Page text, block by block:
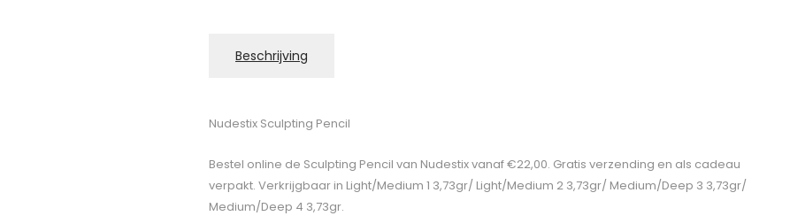
Beschrijving
Nudestix Sculpting Pencil
Bestel online de Sculpting Pencil van Nudestix vanaf €22,00. Gratis verzending en als cadeau
verpakt. Verkrijgbaar in Light/Medium 1 3,73gr/ Light/Medium 2 3,73gr/ Medium/Deep 3 3,73gr/
Medium/Deep 4 3,73gr.